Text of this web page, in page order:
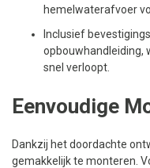
hemelwaterafvoer
Inclusief
opbouwhandleiding,
snel verloopt.
Eenvoudige
Dankzij het doordachte
gemakkelijk te monteren.